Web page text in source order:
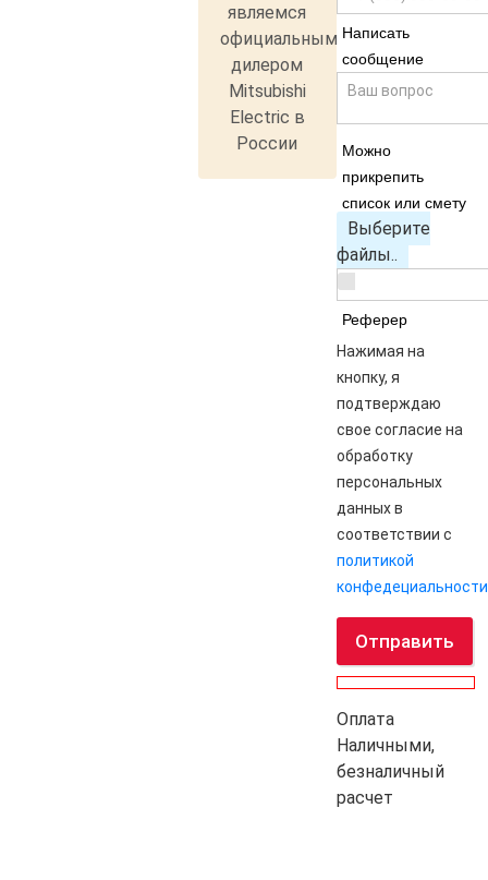
Написать
сообщение
Можно
прикрепить
список или смету
Выберите
файлы..
Реферер
Нажимая на
кнопку, я
подтверждаю
свое согласие на
обработку
персональных
данных в
соответствии с
политикой
конфедециальности
Отправить
Оплата
Наличными,
безналичный
расчет
являемся
официальным
дилером
Mitsubishi
Electric в
России